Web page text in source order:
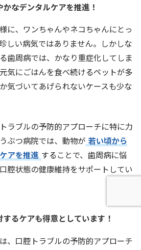
なデンタルケアを推進！
に、ワンちゃんやネコちゃんにとっ
しい病気ではありません。しかしな
歯周病では、かなり重症化してしま
気にごはんを食べ続けるペットが多
気づいてあげられないケースも少な
ラブルの予防的アプローチに特に力
ぶつ病院では、動物が 若い頃から
アを推進 することで、歯周病に悩
腔状態の健康維持をサポートしてい
るケアも得意としています！
、口腔トラブルの予防的アプローチ